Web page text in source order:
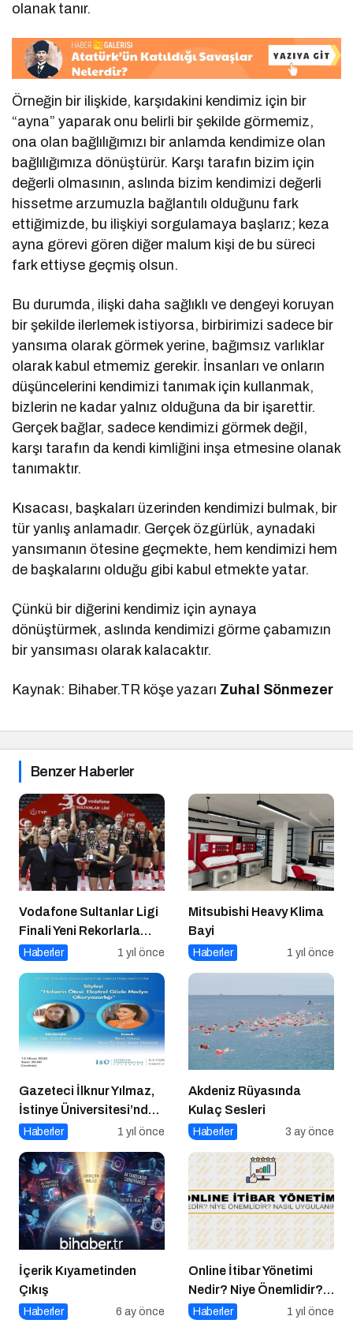
olanak tanır.
Örneğin bir ilişkide, karşıdakini kendimiz için bir
“ayna” yaparak onu belirli bir şekilde görmemiz,
ona olan bağlılığımızı bir anlamda kendimize olan
bağlılığımıza dönüştürür. Karşı tarafın bizim için
değerli olmasının, aslında bizim kendimizi değerli
hissetme arzumuzla bağlantılı olduğunu fark
ettiğimizde, bu ilişkiyi sorgulamaya başlarız; keza
ayna görevi gören diğer malum kişi de bu süreci
fark ettiyse geçmiş olsun.
Bu durumda, ilişki daha sağlıklı ve dengeyi koruyan
bir şekilde ilerlemek istiyorsa, birbirimizi sadece bir
yansıma olarak görmek yerine, bağımsız varlıklar
olarak kabul etmemiz gerekir. İnsanları ve onların
düşüncelerini kendimizi tanımak için kullanmak,
bizlerin ne kadar yalnız olduğuna da bir işarettir.
Gerçek bağlar, sadece kendimizi görmek değil,
karşı tarafın da kendi kimliğini inşa etmesine olanak
tanımaktır.
Kısacası, başkaları üzerinden kendimizi bulmak, bir
tür yanlış anlamadır. Gerçek özgürlük, aynadaki
yansımanın ötesine geçmekte, hem kendimizi hem
de başkalarını olduğu gibi kabul etmekte yatar.
Çünkü bir diğerini kendimiz için aynaya
dönüştürmek, aslında kendimizi görme çabamızın
bir yansıması olarak kalacaktır.
Kaynak: Bihaber.TR köşe yazarı Zuhal Sönmezer
Benzer Haberler
Vodafone Sultanlar Ligi
Finali Yeni Rekorlarla
Tamamlandı
Haberler 1 yıl önce
Mitsubishi Heavy Klima
Bayi
Haberler 1 yıl önce
Gazeteci İlknur Yılmaz,
İstinye Üniversitesi’nde
Dijital Medya
Konuğu Oldu
Haberler 1 yıl önce
Akdeniz Rüyasında
Kulaç Sesleri
Haberler 3 ay önce
İçerik Kıyametinden
Çıkış
Haberler 6 ay önce
Online İtibar Yönetimi
Nedir? Niye Önemlidir?
Online İtibar Yönetimi
Haberler 1 yıl önce